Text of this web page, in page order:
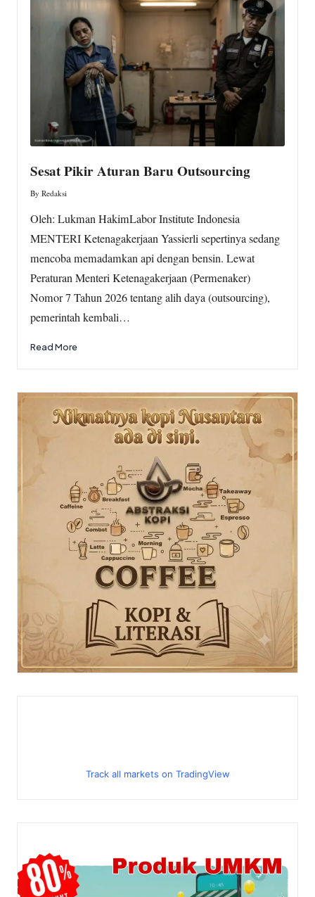
m
Sesat Pikir Aturan Baru Outsourcing
Posted
by
By Redaksi
Oleh: Lukman HakimLabor Institute Indonesia
MENTERI Ketenagakerjaan Yassierli sepertinya sedang
mencoba memadamkan api dengan bensin. Lewat
Peraturan Menteri Ketenagakerjaan (Permenaker)
Nomor 7 Tahun 2026 tentang alih daya (outsourcing),
pemerintah kembali…
Read More
Track all markets on TradingView